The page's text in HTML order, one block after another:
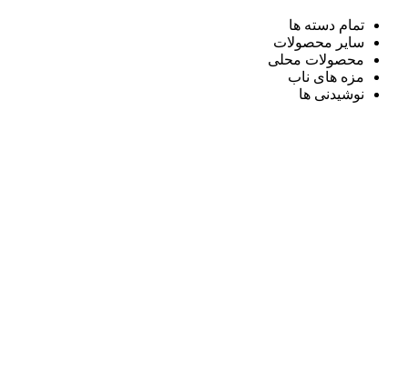
تمام دسته ها
سایر محصولات
محصولات محلی
مزه های ناب
نوشیدنی ها